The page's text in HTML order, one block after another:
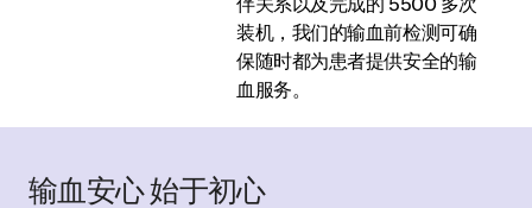
装机，我们的输血前检测可确
保随时都为患者提供安全的输
血服务。
输血安心 始于初心